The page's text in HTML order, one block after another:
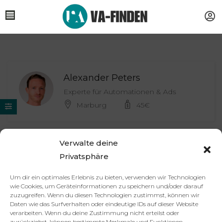
Verwalte deine
Privatsphäre
Um dir ein optimales Erlebnis zu bieten, verwenden wir Technologien
wie Cookies, um Geräteinformationen zu speichern und/oder darauf
zuzugreifen. Wenn du diesen Technologien zustimmst, können wir
Daten wie das Surfverhalten oder eindeutige IDs auf dieser Website
verarbeiten. Wenn du deine Zustimmung nicht erteilst oder
Alexander Peters
Experte für Automationen & Ads
Marburg
45€
Vivien Elbauer
Virtuelle Assistenz für Backoffice,
Remote
70€